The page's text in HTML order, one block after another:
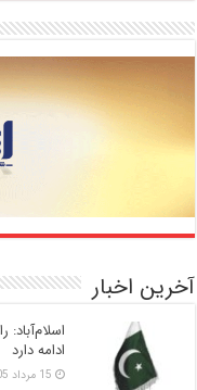
آخرین اخبار
ادامه دارد
15 مرداد 1405